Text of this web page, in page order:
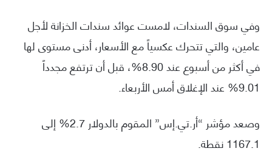
وفي سوق السندات، لامست عوائد سندات الخزانة لأجل
عامين، والتي تتحرك عكسياً مع الأسعار، أدنى مستوى لها
في أكثر من أسبوع عند 8.90%، قبل أن ترتفع مجدداً
9.01% عند الإغلاق أمس الأربعاء.
وصعد مؤشر “أر.تي.إس” المقوم بالدولار 2.7% إلى
1167.1 نقطة.